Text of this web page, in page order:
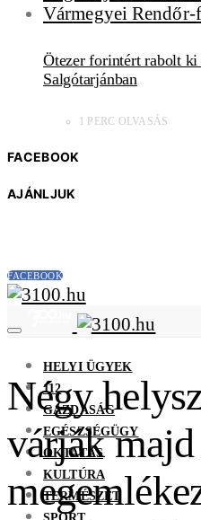
Ötezer forintért rabolt
Salgótarjánban
1 PERC OLVASÁS
FACEBOOK
AJÁNLJUK
FACEBOOK
HELYI ÜGYEK
112
GAZDASÁG
EGÉSZSÉGÜGY
OKTATÁS
KULTÚRA
TERMÉSZET
SPORT
Négy
várják majd